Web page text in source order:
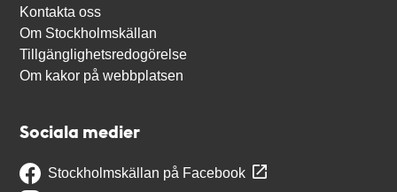
Kontakta oss
Om Stockholmskällan
Tillgänglighetsredogörelse
Om kakor på webbplatsen
Sociala medier
Stockholmskällan på Facebook